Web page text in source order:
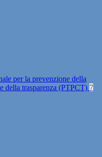
per la prevenzione della
della trasparenza (PTPCT) 7